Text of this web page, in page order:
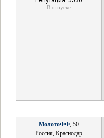
В отпуске
МолотоФФ, 50
Россия, Краснодар